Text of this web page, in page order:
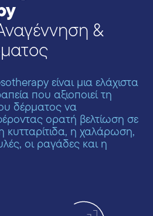
&
είναι μια ελάχιστα
που αξιοποιεί τη
δέρματος να
ορατή βελτίωση σε
η χαλάρωση,
οι ραγάδες και η